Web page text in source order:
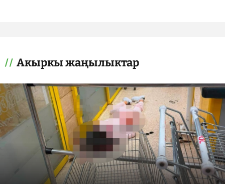
Акыркы жаңылыктар